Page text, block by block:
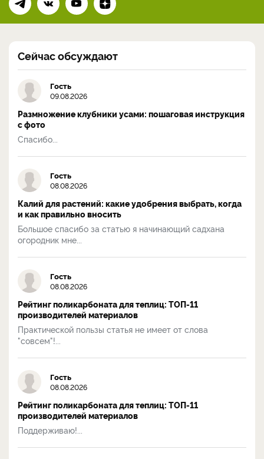
Сейчас обсуждают
Гость
09.08.2026
Размножение клубники усами: пошаговая инструкция
с фото
Спасибо...
Гость
08.08.2026
Калий для растений: какие удобрения выбрать, когда
и как правильно вносить
Большое спасибо за статью я начинающий садхана
огородник мне...
Гость
08.08.2026
Рейтинг поликарбоната для теплиц: ТОП-11
производителей материалов
Практической пользы статья не имеет от слова
"совсем"!...
Гость
08.08.2026
Рейтинг поликарбоната для теплиц: ТОП-11
производителей материалов
Поддерживаю!...